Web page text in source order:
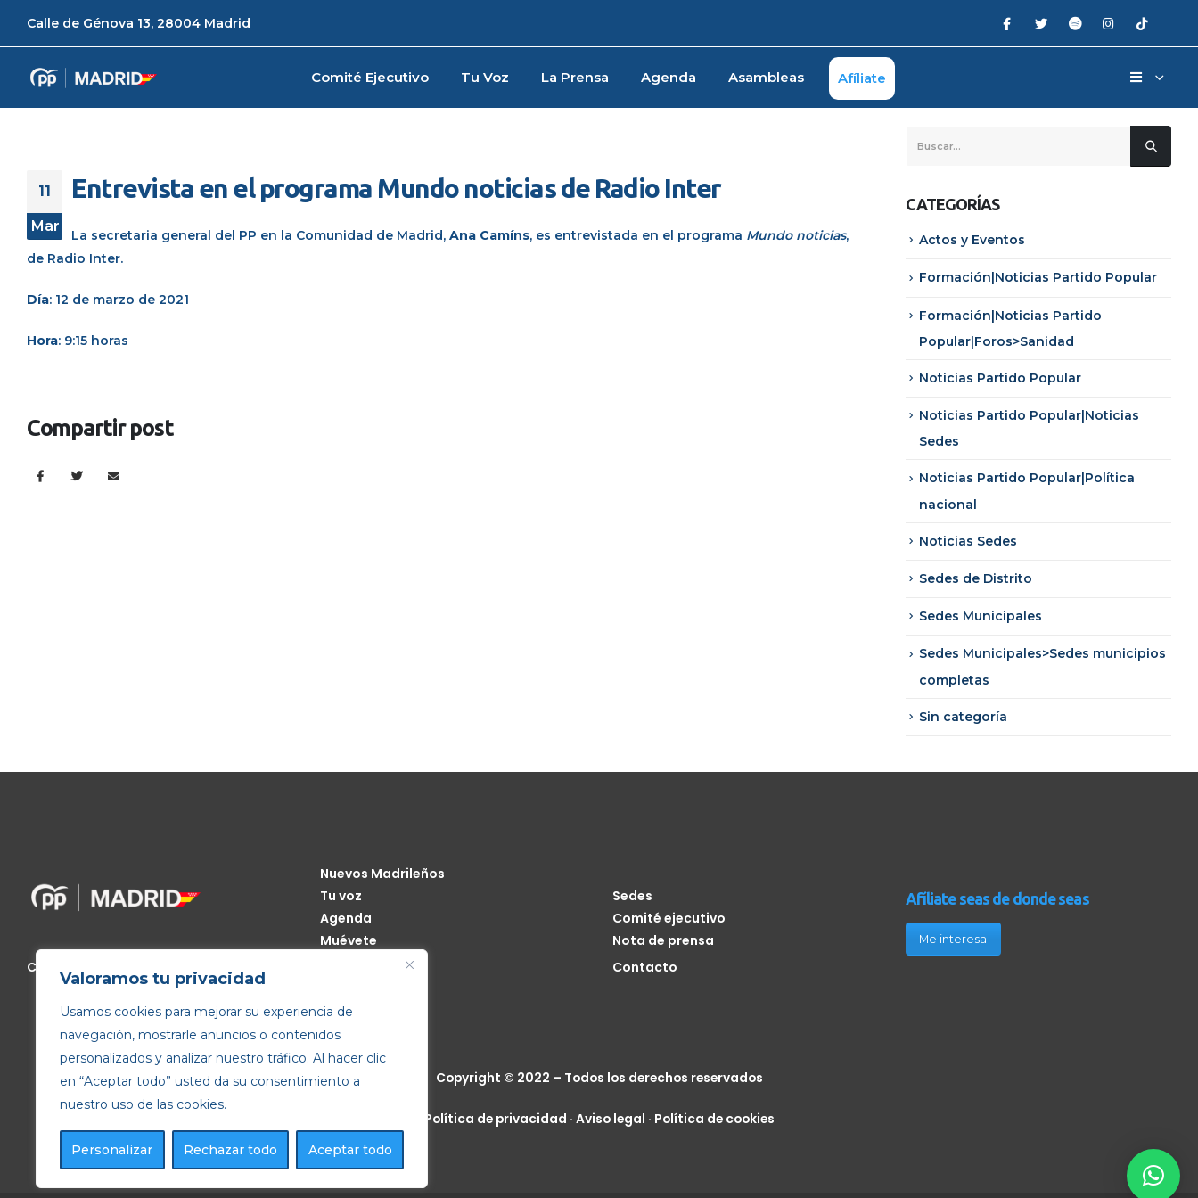
Valoramos tu privacidad
Usamos cookies para mejorar su experiencia de
navegación, mostrarle anuncios o contenidos
personalizados y analizar nuestro tráfico. Al hacer clic
en “Aceptar todo” usted da su consentimiento a
nuestro uso de las cookies.
Personalizar Rechazar todo Aceptar todo
Calle de Génova 13, 28004 Madrid
Comité Ejecutivo Tu Voz La Prensa Agenda Asambleas Afíliate
11
Mar
Entrevista en el programa Mundo noticias de Radio Inter
La secretaria general del PP en la Comunidad de Madrid, Ana Camíns, es entrevistada en el programa Mundo noticias,
de Radio Inter.
Día: 12 de marzo de 2021
Hora: 9:15 horas
Compartir post
CATEGORÍAS
Actos y Eventos
Formación|Noticias Partido Popular
Formación|Noticias Partido
Popular|Foros>Sanidad
Noticias Partido Popular
Noticias Partido Popular|Noticias
Sedes
Noticias Partido Popular|Política
nacional
Noticias Sedes
Sedes de Distrito
Sedes Municipales
Sedes Municipales>Sedes municipios
completas
Sin categoría
Calle de Génova, 13, 28004 Madrid
Nuevos Madrileños
Tu voz
Agenda
Muévete
Sedes
Comité ejecutivo
Nota de prensa
Contacto
Afíliate seas de donde seas
Me interesa
Copyright © 2022 – Todos los derechos reservados
Política de privacidad · Aviso legal · Política de cookies